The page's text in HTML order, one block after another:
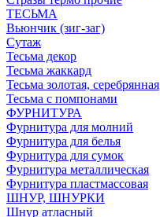
ТЕСЬМА
Вьюнчик (зиг-заг)
Сутаж
Тесьма декор
Тесьма жаккард
Тесьма золотая, серебрянная
Тесьма с помпонами
ФУРНИТУРА
Фурнитура для молний
Фурнитура для белья
Фурнитура для сумок
Фурнитура металлическая
Фурнитура пластмассовая
ШНУР, ШНУРКИ
Шнур атласный